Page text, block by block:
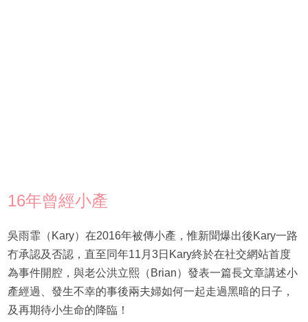
16年曾經小產
吳雨霏（Kary）在2016年被傳小產，惟新聞爆出後Kary一路
冇承認及否認，直至同年11月3日Kary終於在社交網站首度
為事件開腔，與老公洪立熙（Brian）發表一篇長文章講述小
產經過、發生不幸的事後兩夫婦如何一起走過黑暗的日子，
及再期待小生命的降臨！